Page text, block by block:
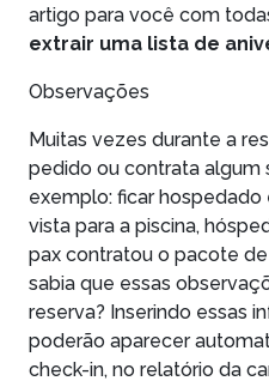
artigo para você com
extrair uma lista de
Observações
Muitas vezes durante a
pedido ou contrata algum
exemplo: ficar
vista para a piscina,
pax contratou o pacote
sabia que essas
reserva? Inserindo essas
poderão aparecer
check-in, no relatório da